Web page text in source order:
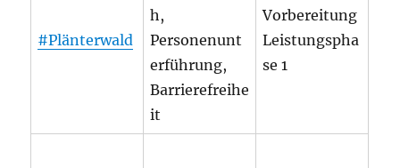
#Plänterwald
h,
Personenunt
erführung,
Barrierefreihe
it
Vorbereitung
Leistungspha
se 1